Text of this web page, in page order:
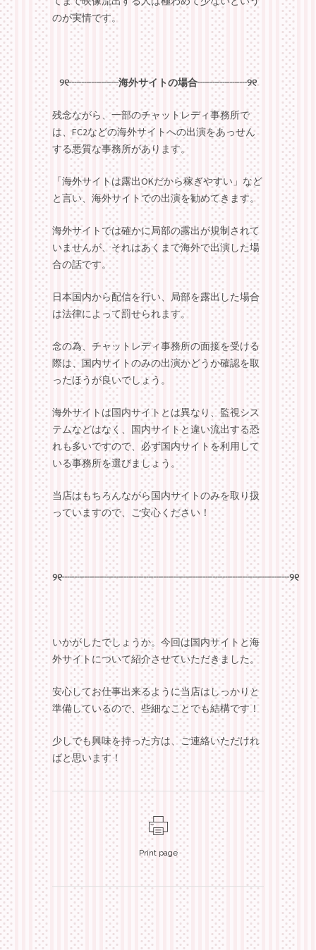
のが実情です。
୨୧┈┈┈┈┈海外サイトの場合┈┈┈┈┈୨୧
残念ながら、一部のチャットレディ事務所で
は、FC2などの海外サイトへの出演をあっせん
する悪質な事務所があります。
「海外サイトは露出OKだから稼ぎやすい」など
と言い、海外サイトでの出演を勧めてきます。
海外サイトでは確かに局部の露出が規制されて
いませんが、それはあくまで海外で出演した場
合の話です。
日本国内から配信を行い、局部を露出した場合
は法律によって罰せられます。
念の為、チャットレディ事務所の面接を受ける
際は、国内サイトのみの出演かどうか確認を取
ったほうが良いでしょう。
海外サイトは国内サイトとは異なり、監視シス
テムなどはなく、国内サイトと違い流出する恐
れも多いですので、必ず国内サイトを利用して
いる事務所を選びましょう。
当店はもちろんながら国内サイトのみを取り扱
っていますので、ご安心ください！
୨୧┈┈┈┈┈┈┈┈┈┈┈┈┈┈┈┈┈┈┈┈┈┈┈୨୧
いかがしたでしょうか。今回は国内サイトと海
外サイトについて紹介させていただきました。
安心してお仕事出来るように当店はしっかりと
準備しているので、些細なことでも結構です！
少しでも興味を持った方は、ご連絡いただけれ
ばと思います！
Print page